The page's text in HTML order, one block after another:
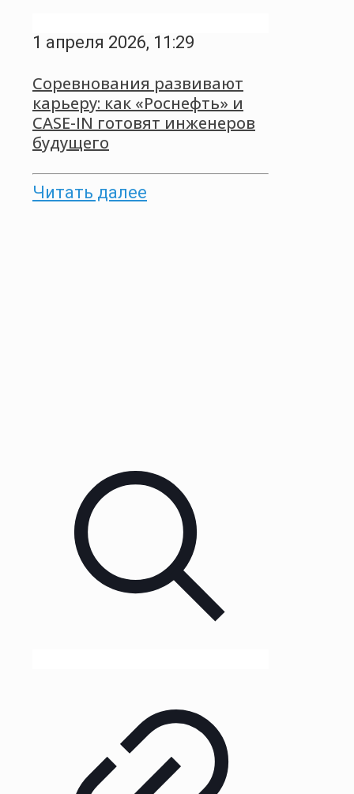
1 апреля 2026, 11:29
Соревнования развивают
карьеру: как «Роснефть» и
CASE-IN готовят инженеров
будущего
Читать далее